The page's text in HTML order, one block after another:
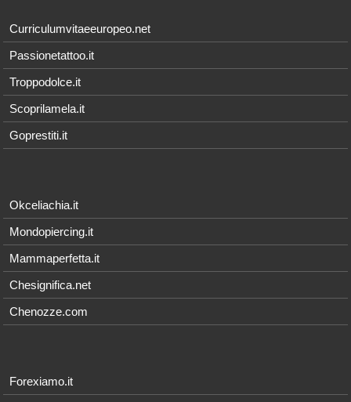
Curriculumvitaeeuropeo.net
Passionetattoo.it
Troppodolce.it
Scoprilamela.it
Goprestiti.it
Okceliachia.it
Mondopiercing.it
Mammaperfetta.it
Chesignifica.net
Chenozze.com
Forexiamo.it